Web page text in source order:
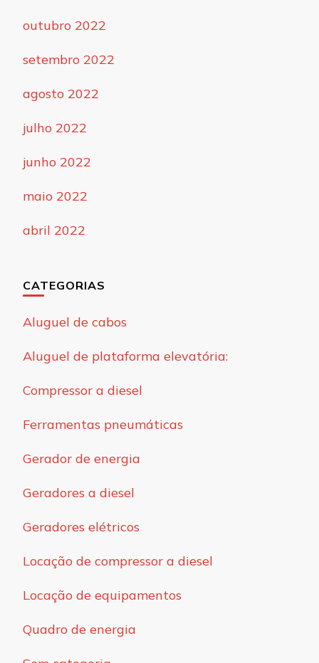
outubro 2022
setembro 2022
agosto 2022
julho 2022
junho 2022
maio 2022
abril 2022
CATEGORIAS
Aluguel de cabos
Aluguel de plataforma elevatória:
Compressor a diesel
Ferramentas pneumáticas
Gerador de energia
Geradores a diesel
Geradores elétricos
Locação de compressor a diesel
Locação de equipamentos
Quadro de energia